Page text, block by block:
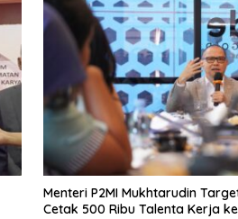
Menteri P2MI Mukhtarudin
Cetak 500 Ribu Talenta Kerja